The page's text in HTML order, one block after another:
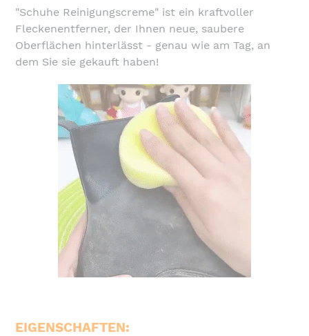
wird
zum
Warenkorb
hinzugefügt
"Schuhe Reinigungscreme" ist ein kraftvoller
Fleckenentferner, der Ihnen neue, saubere
Oberflächen hinterlässt - genau wie am Tag, an
dem Sie sie gekauft haben!
EIGENSCHAFTEN: